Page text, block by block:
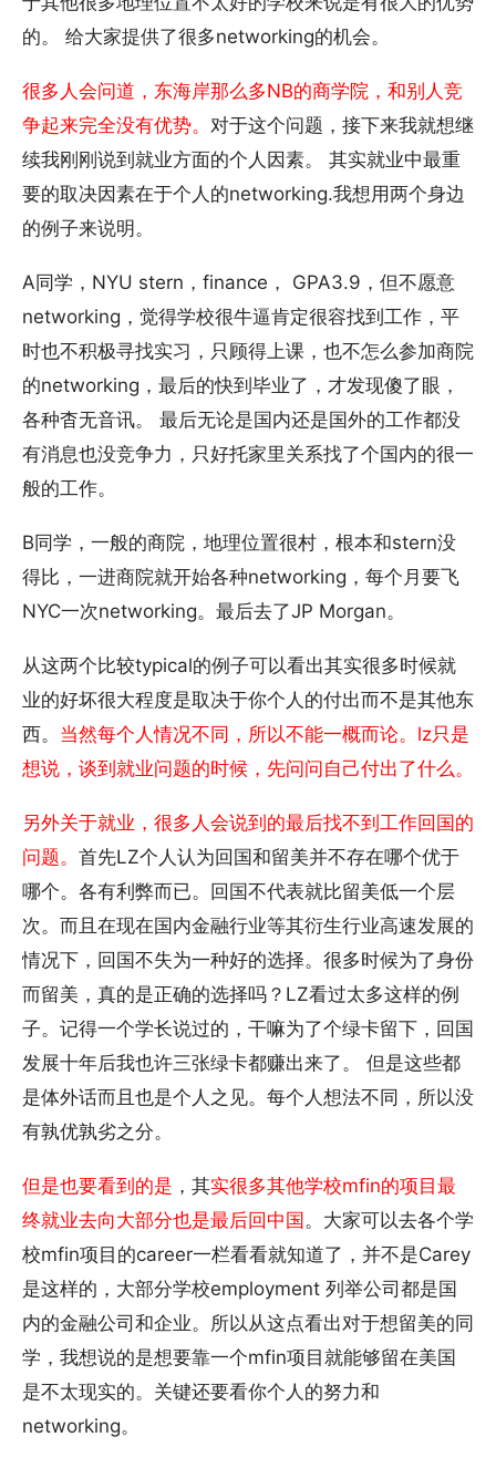
的。 给大家提供了很多networking的机会。
很多人会问道，东海岸那么多NB的商学院，和别人竞
争起来完全没有优势。 对于这个问题，接下来我就想继
续我刚刚说到就业方面的个人因素。 其实就业中最重
要的取决因素在于个人的networking.我想用两个身边
的例子来说明。
A同学，NYU stern，finance， GPA3.9，但不愿意
networking，觉得学校很牛逼肯定很容找到工作，平
时也不积极寻找实习，只顾得上课，也不怎么参加商院
的networking，最后的快到毕业了，才发现傻了眼，
各种杳无音讯。 最后无论是国内还是国外的工作都没
有消息也没竞争力，只好托家里关系找了个国内的很一
般的工作。
B同学，一般的商院，地理位置很村，根本和stern没
得比，一进商院就开始各种networking，每个月要飞
NYC一次networking。最后去了JP Morgan。
从这两个比较typical的例子可以看出其实很多时候就
业的好坏很大程度是取决于你个人的付出而不是其他东
西。 当然每个人情况不同，所以不能一概而论。lz只是
想说，谈到就业问题的时候，先问问自己付出了什么。
另外关于就业，很多人会说到的最后找不到工作回国的
问题。 首先LZ个人认为回国和留美并不存在哪个优于
哪个。各有利弊而已。回国不代表就比留美低一个层
次。而且在现在国内金融行业等其衍生行业高速发展的
情况下，回国不失为一种好的选择。很多时候为了身份
而留美，真的是正确的选择吗？LZ看过太多这样的例
子。记得一个学长说过的，干嘛为了个绿卡留下，回国
发展十年后我也许三张绿卡都赚出来了。 但是这些都
是体外话而且也是个人之见。每个人想法不同，所以没
有孰优孰劣之分。
但是也要看到的是 ，其实很多其他学校mfin的项目最
终就业去向大部分也是最后回中国 。大家可以去各个学
校mfin项目的career一栏看看就知道了，并不是Carey
是这样的，大部分学校employment 列举公司都是国
内的金融公司和企业。所以从这点看出对于想留美的同
学，我想说的是想要靠一个mfin项目就能够留在美国
是不太现实的。关键还要看你个人的努力和
networking。